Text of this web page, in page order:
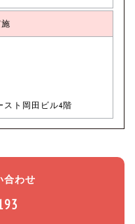
スト岡田ビル4階
合わせ